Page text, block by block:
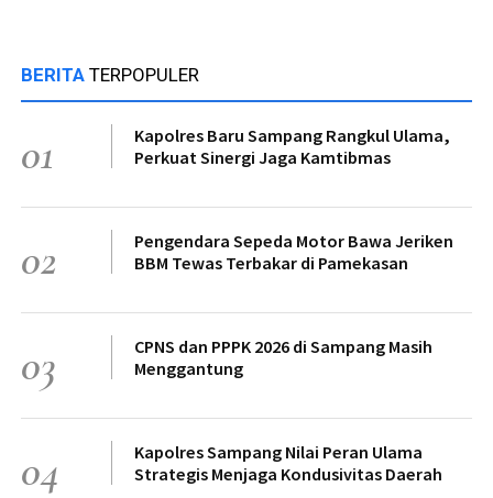
BERITA TERPOPULER
01
Kapolres Baru Sampang Rangkul Ulama,
Perkuat Sinergi Jaga Kamtibmas
02
Pengendara Sepeda Motor Bawa Jeriken
BBM Tewas Terbakar di Pamekasan
03
CPNS dan PPPK 2026 di Sampang Masih
Menggantung
04
Kapolres Sampang Nilai Peran Ulama
Strategis Menjaga Kondusivitas Daerah